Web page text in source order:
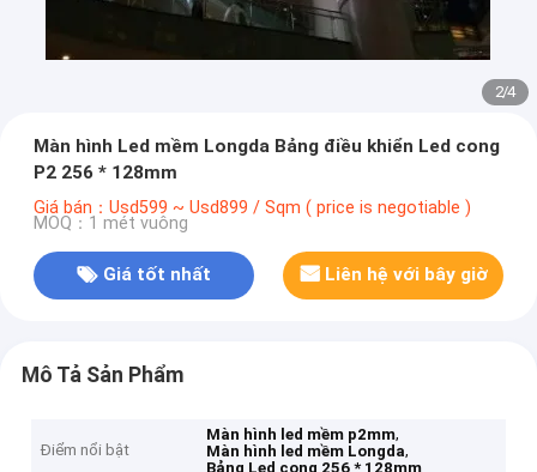
2/4
Màn hình Led mềm Longda Bảng điều khiển Led cong
P2 256 * 128mm
Giá bán：Usd599 ~ Usd899 / Sqm ( price is negotiable )
MOQ：1 mét vuông
Giá tốt nhất Liên hệ với bây giờ
Mô Tả Sản Phẩm
Điểm nổi bật
Màn hình led mềm p2mm,
Màn hình led mềm Longda,
Bảng Led cong 256 * 128mm